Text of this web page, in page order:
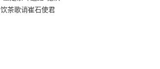
近日向青城进发
饮茶歌诮崔石使君